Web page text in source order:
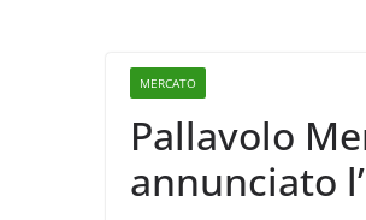
MERCATO
Pallavolo
annunciato